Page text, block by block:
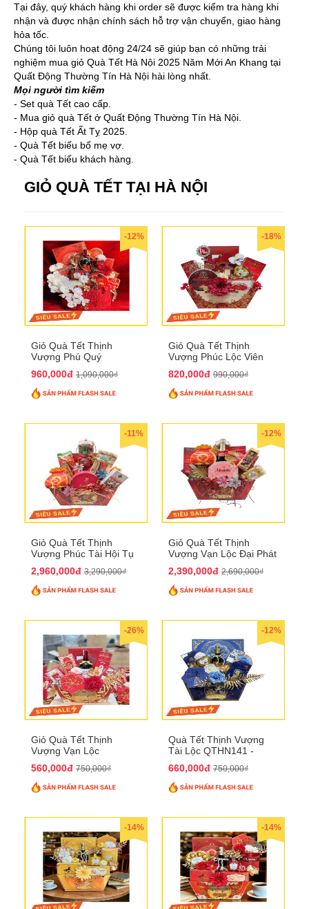
Tại đây, quý khách hàng khi order sẽ được kiểm tra hàng khi
nhận và được nhận chính sách hỗ trợ vận chuyển, giao hàng
hỏa tốc.
Chúng tôi luôn hoạt động 24/24 sẽ giúp bạn có những trải
nghiệm mua giỏ Quà Tết Hà Nội 2025 Năm Mới An Khang tại
Quất Động Thường Tín Hà Nội hài lòng nhất.
Mọi người tìm kiếm
- Set quà Tết cao cấp.
- Mua giỏ quà Tết ở Quất Động Thường Tín Hà Nội.
- Hộp quà Tết Ất Tỵ 2025.
- Quà Tết biếu bố mẹ vợ.
- Quà Tết biếu khách hàng.
GIỎ QUÀ TẾT TẠI HÀ NỘI
-12%
Giỏ Quà Tết Thịnh
Vượng Phú Quý
960,000đ 1,090,000₫
-18%
Giỏ Quà Tết Thịnh
Vượng Phúc Lộc Viên
820,000đ 990,000₫
-11%
Giỏ Quà Tết Thịnh
Vượng Phúc Tài Hội Tụ
2,960,000đ 3,290,000₫
-12%
Giỏ Quà Tết Thịnh
Vượng Vạn Lộc Đại Phát
2,390,000đ 2,690,000₫
-26%
Giỏ Quà Tết Thịnh
Vượng Vạn Lộc
560,000đ 750,000₫
-12%
Quà Tết Thịnh Vượng
Tài Lộc QTHN141 -
Thịnh Vượng
660,000đ 750,000₫
-14% -14%